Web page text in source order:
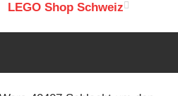
LEGO Shop Schweiz